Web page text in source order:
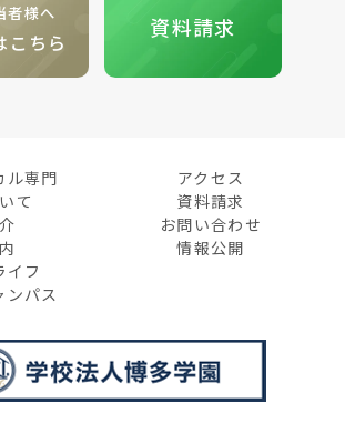
者様へ
こちら
資料請求
ル専門
て
イフ
ンパス
アクセス
資料請求
お問い合わせ
情報公開